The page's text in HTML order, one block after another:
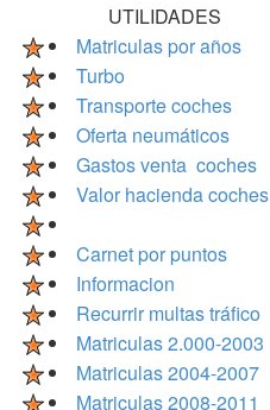
UTILIDADES
Matriculas por años
Turbo
Transporte coches
Oferta neumáticos
Gastos venta coches
Valor hacienda coches
Carnet por puntos
Informacion
Recurrir multas tráfico
Matriculas 2.000-2003
Matriculas 2004-2007
Matriculas 2008-2011